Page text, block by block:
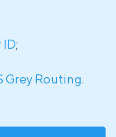
ID;
Grey Routing.